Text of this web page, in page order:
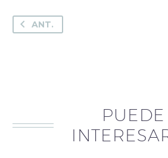
cantidad
ANT.
PUEDE